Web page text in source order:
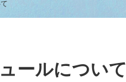
ールについて